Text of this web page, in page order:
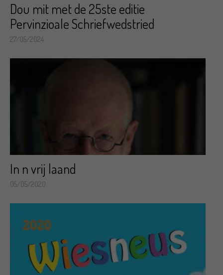
Dou mit met de 25ste editie
Pervinzioale Schriefwedstried
27/05/2024
In n vrij laand
05/05/2020